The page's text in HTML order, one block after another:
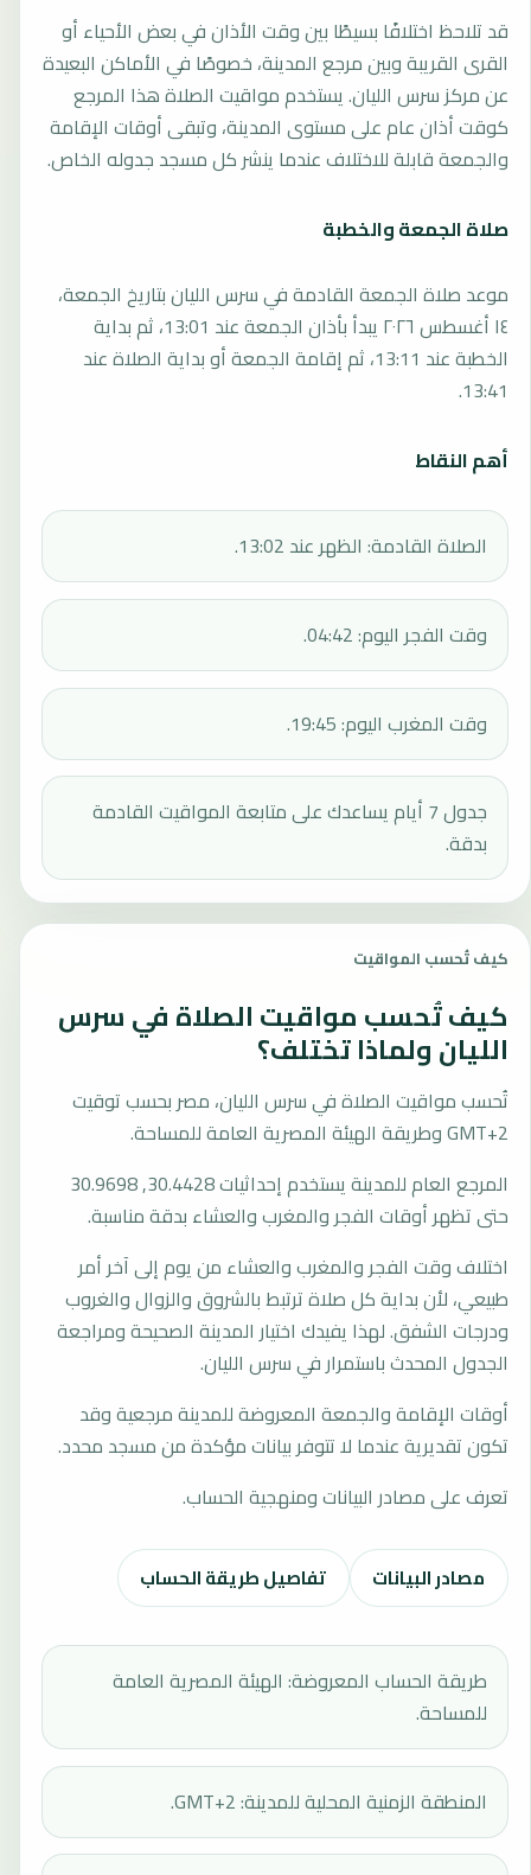
قد تلاحظ اختلافًا بسيطًا بين وقت الأذان في بعض الأحياء أو
القرى القريبة وبين مرجع المدينة، خصوصًا في الأماكن البعيدة
عن مركز سرس الليان. يستخدم مواقيت الصلاة هذا المرجع
كوقت أذان عام على مستوى المدينة، وتبقى أوقات الإقامة
والجمعة قابلة للاختلاف عندما ينشر كل مسجد جدوله الخاص.
صلاة الجمعة والخطبة
موعد صلاة الجمعة القادمة في سرس الليان بتاريخ الجمعة،
١٤ أغسطس ٢٠٢٦ يبدأ بأذان الجمعة عند 13:01، ثم بداية
الخطبة عند 13:11، ثم إقامة الجمعة أو بداية الصلاة عند
13:41.
أهم النقاط
الصلاة القادمة: الظهر عند 13:02.
وقت الفجر اليوم: 04:42.
وقت المغرب اليوم: 19:45.
جدول 7 أيام يساعدك على متابعة المواقيت القادمة
بدقة.
كيف تُحسب المواقيت
كيف تُحسب مواقيت الصلاة في سرس
الليان ولماذا تختلف؟
تُحسب مواقيت الصلاة في سرس الليان، مصر بحسب توقيت
GMT+2 وطريقة الهيئة المصرية العامة للمساحة.
المرجع العام للمدينة يستخدم إحداثيات 30.4428, 30.9698
حتى تظهر أوقات الفجر والمغرب والعشاء بدقة مناسبة.
اختلاف وقت الفجر والمغرب والعشاء من يوم إلى آخر أمر
طبيعي، لأن بداية كل صلاة ترتبط بالشروق والزوال والغروب
ودرجات الشفق. لهذا يفيدك اختيار المدينة الصحيحة ومراجعة
الجدول المحدث باستمرار في سرس الليان.
أوقات الإقامة والجمعة المعروضة للمدينة مرجعية وقد
تكون تقديرية عندما لا تتوفر بيانات مؤكدة من مسجد محدد.
تعرف على مصادر البيانات ومنهجية الحساب.
مصادر البيانات تفاصيل طريقة الحساب
طريقة الحساب المعروضة: الهيئة المصرية العامة
للمساحة.
المنطقة الزمنية المحلية للمدينة: GMT+2.